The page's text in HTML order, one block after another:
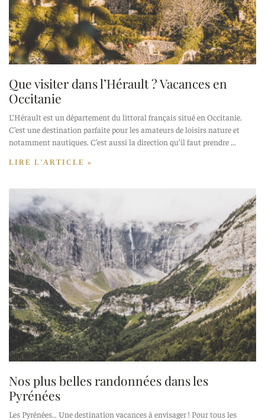
Que visiter dans l’Hérault ? Vacances en
Occitanie
L’Hérault est un département du littoral français situé en Occitanie.
C’est une destination parfaite pour les amateurs de loisirs nature et
notamment nautiques. C’est aussi la direction qu’il faut prendre
LIRE L'ARTICLE »
Nos plus belles randonnées dans les
Pyrénées
Les Pyrénées… Une destination vacances à envisager ! Pour tous les